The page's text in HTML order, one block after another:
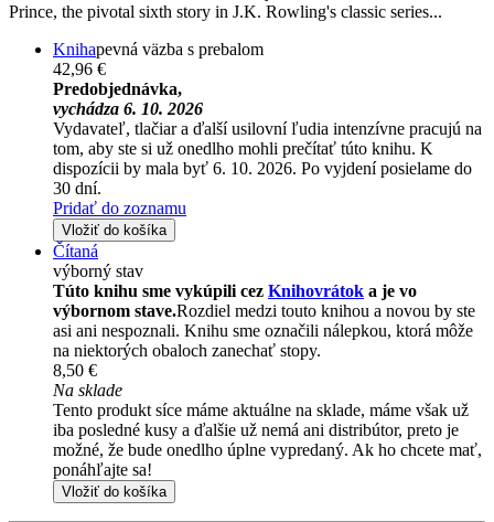
Prince, the pivotal sixth story in J.K. Rowling's classic series...
Knihapevná väzba s prebalom
42,96 €
Predobjednávka,
vychádza 6. 10. 2026
Vydavateľ, tlačiar a ďalší usilovní ľudia intenzívne pracujú na
tom, aby ste si už onedlho mohli prečítať túto knihu. K
dispozícii by mala byť 6. 10. 2026. Po vyjdení posielame do
30 dní.
Pridať do zoznamu
Vložiť do košíka
Čítaná
výborný stav
Túto knihu sme vykúpili cez Knihovrátok a je vo
výbornom stave.Rozdiel medzi touto knihou a novou by ste
asi ani nespoznali. Knihu sme označili nálepkou, ktorá môže
na niektorých obaloch zanechať stopy.
8,50 €
Na sklade
Tento produkt síce máme aktuálne na sklade, máme však už
iba posledné kusy a ďalšie už nemá ani distribútor, preto je
možné, že bude onedlho úplne vypredaný. Ak ho chcete mať,
ponáhľajte sa!
Vložiť do košíka